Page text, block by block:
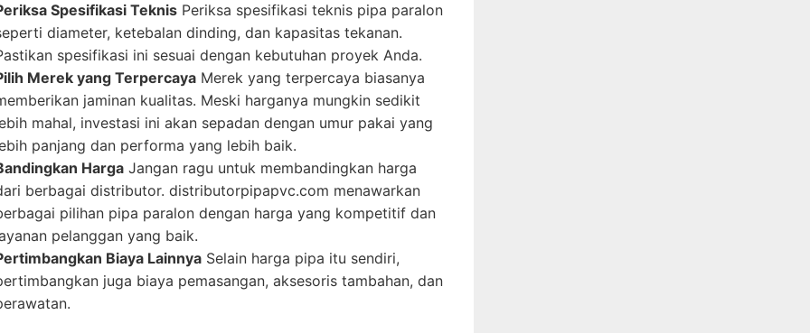
Spesifikasi Teknis Periksa spesifikasi teknis pipa paralon
diameter, ketebalan dinding, dan kapasitas tekanan.
spesifikasi ini sesuai dengan kebutuhan proyek Anda.
Merek yang Terpercaya Merek yang terpercaya biasanya
jaminan kualitas. Meski harganya mungkin sedikit
mahal, investasi ini akan sepadan dengan umur pakai yang
panjang dan performa yang lebih baik.
Harga Jangan ragu untuk membandingkan harga
berbagai distributor. distributorpipapvc.com menawarkan
pilihan pipa paralon dengan harga yang kompetitif dan
pelanggan yang baik.
Biaya Lainnya Selain harga pipa itu sendiri,
juga biaya pemasangan, aksesoris tambahan, dan